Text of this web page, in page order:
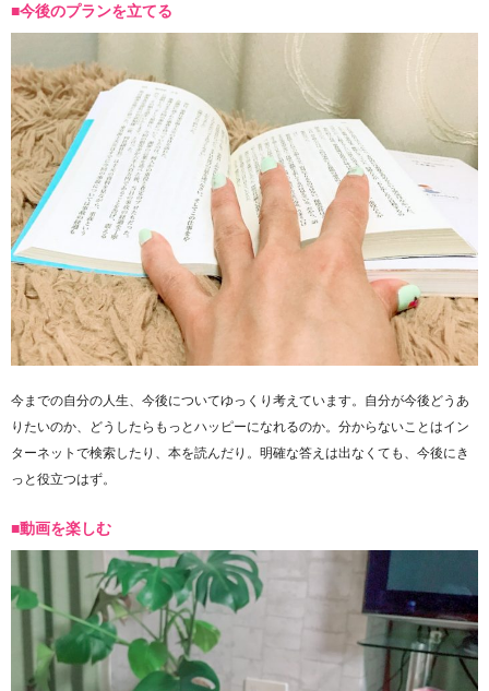
■今後のプランを立てる
今までの自分の人生、今後についてゆっくり考えています。自分が今後どうあ
りたいのか、どうしたらもっとハッピーになれるのか。分からないことはイン
ターネットで検索したり、本を読んだり。明確な答えは出なくても、今後にき
っと役立つはず。
■動画を楽しむ